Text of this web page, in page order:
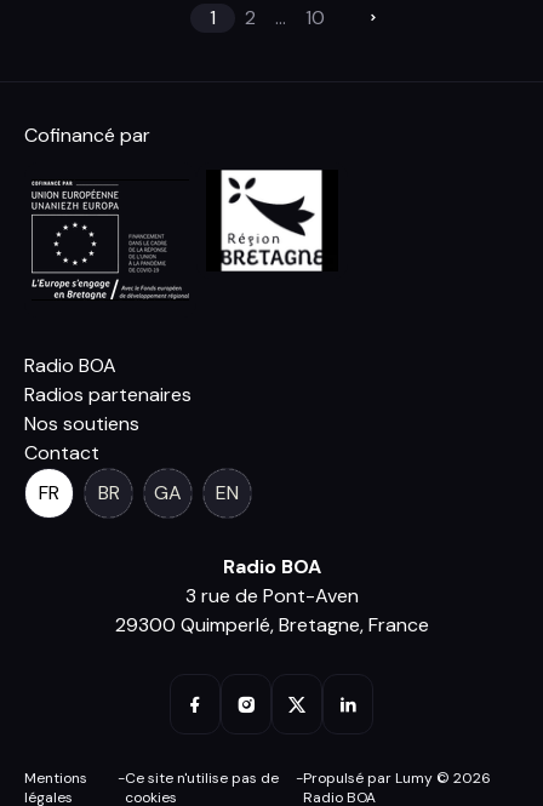
1 2 ... 10
Cofinancé par
Radio BOA
Radios partenaires
Nos soutiens
Contact
FR
BR GA EN
Radio BOA
3 rue de Pont-Aven
29300 Quimperlé, Bretagne, France
Mentions
légales
-Ce site n'utilise pas de
cookies
-Propulsé par Lumy © 2026
Radio BOA